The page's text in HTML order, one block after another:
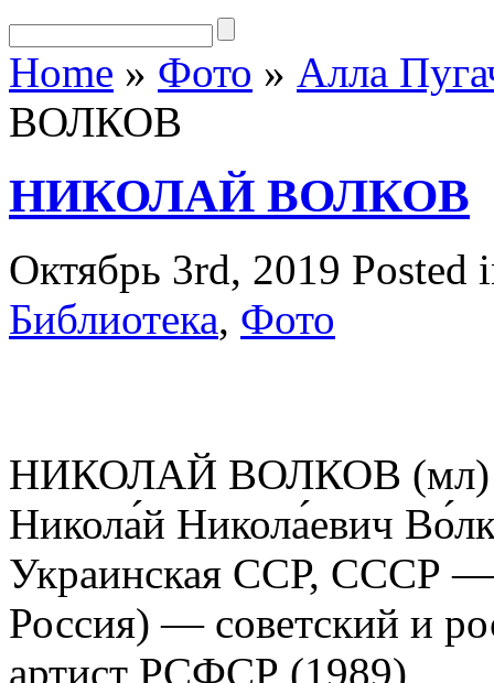
Home » Фото » Алла
ВОЛКОВ
НИКОЛАЙ ВОЛКОВ
Октябрь 3rd, 2019 Posted
Библиотека, Фото
НИКОЛАЙ ВОЛКОВ (мл)
Никола́й Никола́евич
Украинская ССР, СССР —
Россия) — советский и
артист РСФСР (1989)